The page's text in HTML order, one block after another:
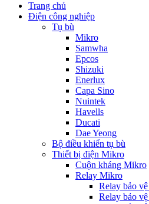
Trang chủ
Điện công nghiệp
Tụ bù
Mikro
Samwha
Epcos
Shizuki
Enerlux
Capa Sino
Nuintek
Havells
Ducati
Dae Yeong
Bộ điều khiển tụ bù
Thiết bị điện Mikro
Cuộn kháng Mikro
Relay Mikro
Relay bảo
Relay bảo